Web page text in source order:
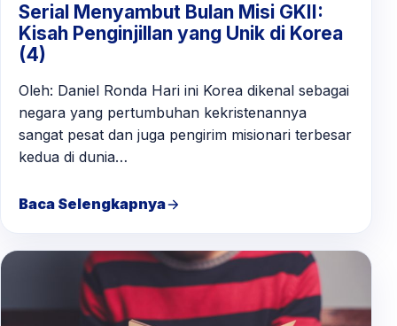
Serial Menyambut Bulan Misi GKII:
Kisah Penginjillan yang Unik di Korea
(4)
Oleh: Daniel Ronda Hari ini Korea dikenal sebagai
negara yang pertumbuhan kekristenannya
sangat pesat dan juga pengirim misionari terbesar
kedua di dunia…
Baca Selengkapnya